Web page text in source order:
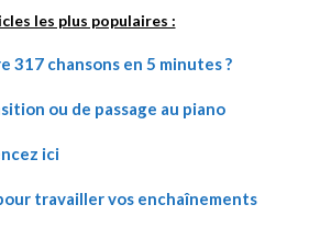
les plus populaires :
317 chansons en 5 minutes ?
ou de passage au piano
ici
travailler vos enchaînements